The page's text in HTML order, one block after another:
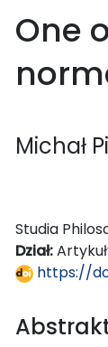
One
Michał
Studia
Dział:
https://